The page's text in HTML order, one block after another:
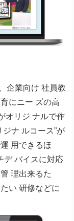
企業向け 社員教
にニー ズの高
オリジ ナルで作
ナ ルコース”が
用できるほ
デ バイスに対応
理出来るた
い 研修などに